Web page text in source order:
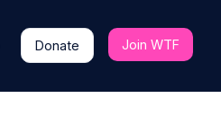
Donate Join WTF